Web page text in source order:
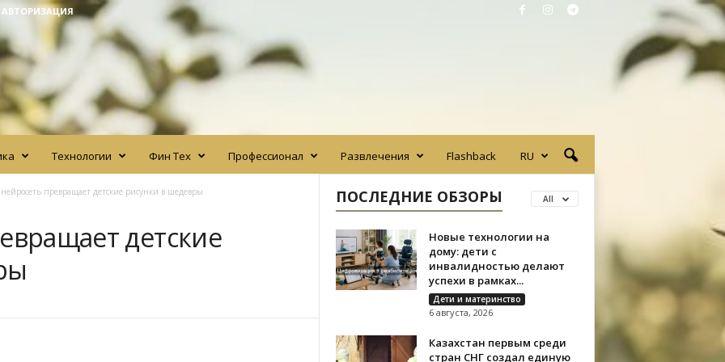
Технологии Фин Тех Профессионал Развлечения Flashback RU
нейросеть превращает детские рисунки в шедевры
детские
ПОСЛЕДНИЕ ОБЗОРЫ All
Новые технологии на
дому: дети с
инвалидностью делают
успехи в рамках...
Дети и материнство
6 августа, 2026
Казахстан первым среди
стран СНГ создал единую